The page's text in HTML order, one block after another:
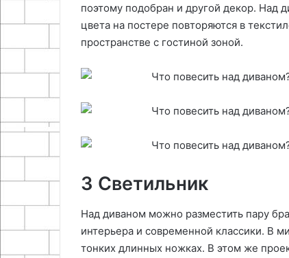
поэтому подобран и другой декор. Над
цвета на постере повторяются в
пространстве с гостиной зоной.
3 Светильник
Над диваном можно разместить пару
интерьера и современной классики. В
тонких длинных ножках. В этом же